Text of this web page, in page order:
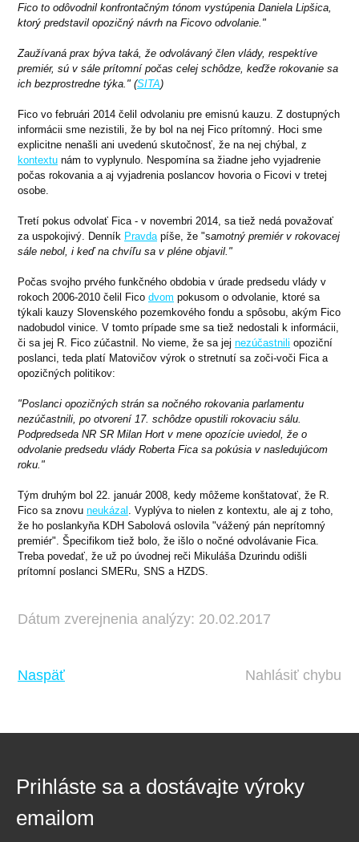
Fico to odôvodnil konfrontačným tónom vystúpenia Daniela Lipšica,
ktorý predstavil opozičný návrh na Ficovo odvolanie."
Zaužívaná prax býva taká, že odvolávaný člen vlády, respektíve
premiér, sú v sále prítomní počas celej schôdze, keďže rokovanie sa
ich bezprostredne týka." (SITA)
Fico vo februári 2014 čelil odvolaniu pre emisnú kauzu. Z dostupných
informácii sme nezistili, že by bol na nej Fico prítomný. Hoci sme
explicitne nenašli ani uvedenú skutočnosť, že na nej chýbal, z
kontextu nám to vyplynulo. Nespomína sa žiadne jeho vyjadrenie
počas rokovania a aj vyjadrenia poslancov hovoria o Ficovi v tretej
osobe.
Tretí pokus odvolať Fica - v novembri 2014, sa tiež nedá považovať
za uspokojivý. Denník Pravda píše, že "samotný premiér v rokovacej
sále nebol, i keď na chvíľu sa v pléne objavil."
Počas svojho prvého funkčného obdobia v úrade predsedu vlády v
rokoch 2006-2010 čelil Fico dvom pokusom o odvolanie, ktoré sa
týkali kauzy Slovenského pozemkového fondu a spôsobu, akým Fico
nadobudol vinice. V tomto prípade sme sa tiež nedostali k informácii,
či sa jej R. Fico zúčastnil. No vieme, že sa jej nezúčastnili opoziční
poslanci, teda platí Matovičov výrok o stretnutí sa zoči-voči Fica a
opozičných politikov:
"Poslanci opozičných strán sa nočného rokovania parlamentu
nezúčastnili, po otvorení 17. schôdze opustili rokovaciu sálu.
Podpredseda NR SR Milan Hort v mene opozície uviedol, že o
odvolanie predsedu vlády Roberta Fica sa pokúsia v nasledujúcom
roku."
Tým druhým bol 22. január 2008, kedy môžeme konštatovať, že R.
Fico sa znovu neukázal . Vyplýva to nielen z kontextu, ale aj z toho,
že ho poslankyňa KDH Sabolová oslovila "vážený pán neprítomný
premiér". Špecifikom tiež bolo, že išlo o nočné odvolávanie Fica.
Treba povedať, že už po úvodnej reči Mikuláša Dzurindu odišli
prítomní poslanci SMERu, SNS a HZDS.
Dátum zverejnenia analýzy: 20.02.2017
Naspäť Nahlásiť chybu
Prihláste sa a dostávajte výroky
emailom